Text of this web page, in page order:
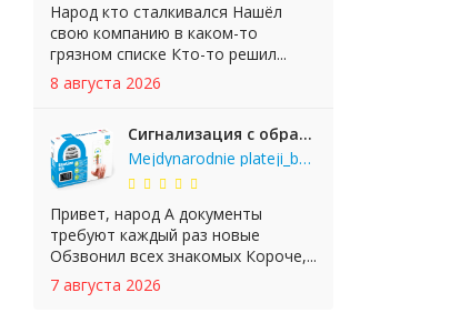
Народ кто сталкивался Нашёл
свою компанию в каком-то
грязном списке Кто-то решил...
8 августа 2026
Сигнализация с обратной связью StarLine E65 BT 2CAN+LIN
Mejdynarodnie plateji_bgKi
Привет, народ А документы
требуют каждый раз новые
Обзвонил всех знакомых Короче,...
7 августа 2026